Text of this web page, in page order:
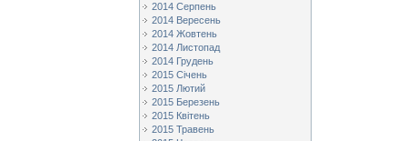
2014 Серпень
2014 Вересень
2014 Жовтень
2014 Листопад
2014 Грудень
2015 Січень
2015 Лютий
2015 Березень
2015 Квітень
2015 Травень